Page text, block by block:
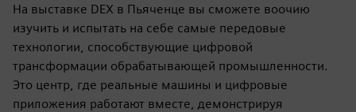
На выставке DEX в Пьяченце вы сможете воочию
изучить и испытать на себе самые передовые
технологии, способствующие цифровой
трансформации обрабатывающей промышленности.
Это центр, где реальные машины и цифровые
приложения работают вместе, демонстрируя